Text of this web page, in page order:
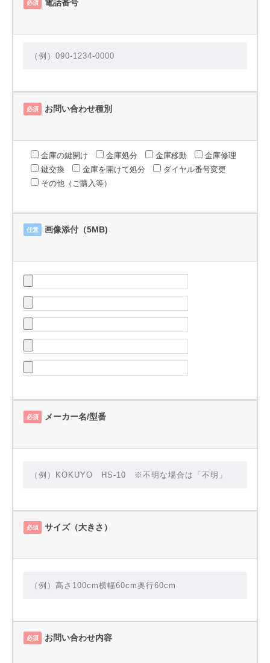
必須 電話番号
必須 お問い合わせ種別
金庫の鍵開け 金庫処分 金庫移動
金庫修理
鍵交換
金庫を開けて処分
ダイヤル番号変更
その他（ご購入等）
任意 画像添付（5MB)
必須 メーカー名/型番
必須 サイズ（大きさ）
必須 お問い合わせ内容